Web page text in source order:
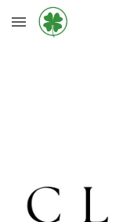
Skip to main content